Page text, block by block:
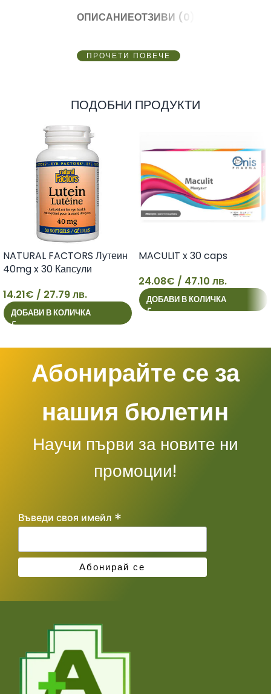
ОПИСАНИЕОТЗИВИ (0)
ПРОЧЕТИ ПОВЕЧЕ
ПОДОБНИ ПРОДУКТИ
14
NATURAL FACTORS Лутеин
40mg x 30 Капсули
14.21€ / 27.79 лв.
ДОБАВИ В КОЛИЧКА
24
MACULIT x 30 caps
24.08€ / 47.10 лв.
ДОБАВИ В КОЛИЧКА
Абонирайте се за
нашия бюлетин
Научи първи за новите ни
промоции!
Въведи своя имейл *